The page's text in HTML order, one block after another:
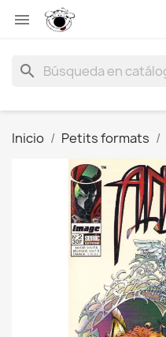

search
Inicio Petits formats